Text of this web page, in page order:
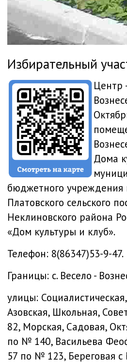
Избирательный
Центр
Дома
бюджетного учреждения
Платовского сельского
Неклиновского района
«Дом культуры и клуб».
Телефон: 8(86347)53-9-47.
Границы: с. Весело -
улицы:
Азовская, Школьная,
82, Морская, Садовая,
по № 140, Васильева
57 по № 123, Береговая